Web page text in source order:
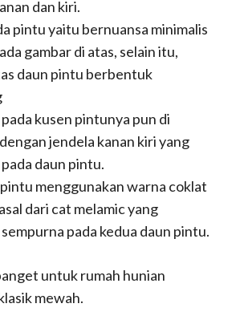
dan kiri.
pintu yaitu bernuansa minimalis
gambar di atas, selain itu,
daun pintu berbentuk
kusen pintunya pun di
jendela kanan kiri yang
daun pintu.
menggunakan warna coklat
dari cat melamic yang
pada kedua daun pintu.
untuk rumah hunian
mewah.